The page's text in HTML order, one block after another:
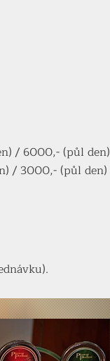
/ 6000,- (půl den)
/ 3000,- (půl den)